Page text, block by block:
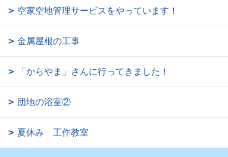
空家空地管理サービスをやっています！
金属屋根の工事
「からやま」さんに行ってきました！
団地の浴室②
夏休み 工作教室